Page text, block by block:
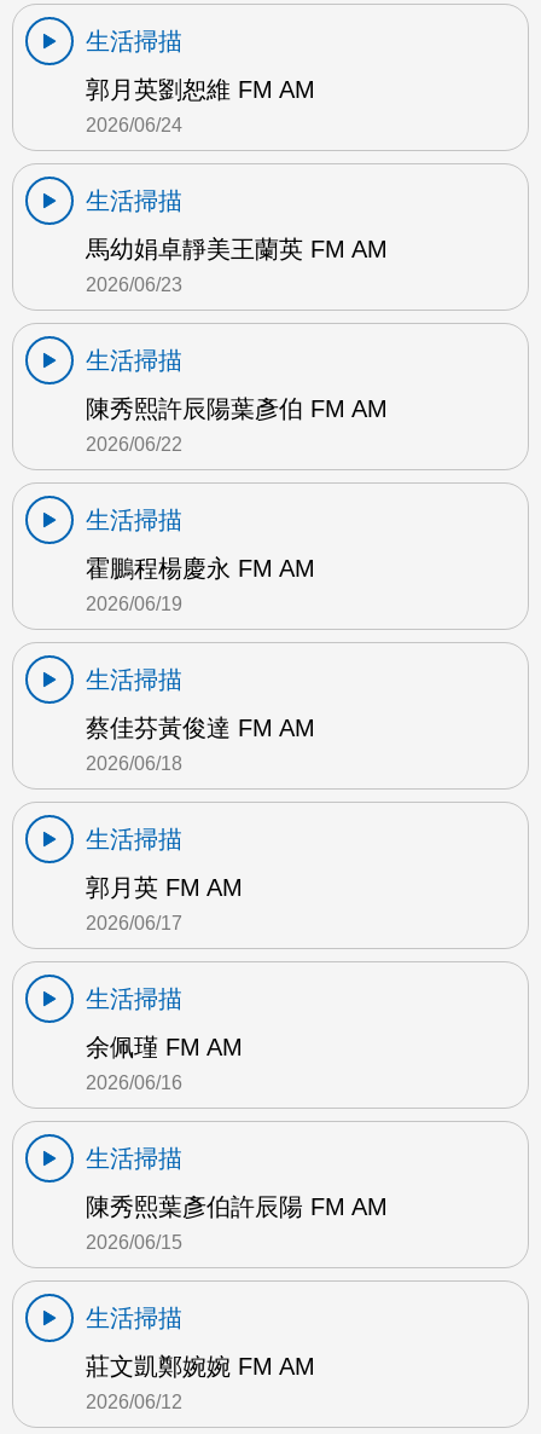
生活掃描
郭月英劉恕維 FM AM
2026/06/24
生活掃描
馬幼娟卓靜美王蘭英 FM AM
2026/06/23
生活掃描
陳秀熙許辰陽葉彥伯 FM AM
2026/06/22
生活掃描
霍鵬程楊慶永 FM AM
2026/06/19
生活掃描
蔡佳芬黃俊達 FM AM
2026/06/18
生活掃描
郭月英 FM AM
2026/06/17
生活掃描
余佩瑾 FM AM
2026/06/16
生活掃描
陳秀熙葉彥伯許辰陽 FM AM
2026/06/15
生活掃描
莊文凱鄭婉婉 FM AM
2026/06/12